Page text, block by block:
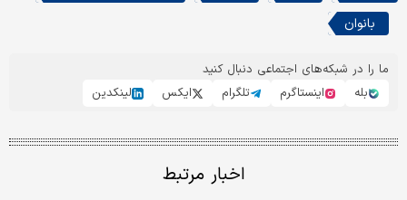
بانوان
ما را در شبکه‌های اجتماعی دنبال کنید
بله
اینستاگرم تلگرام ایکس لینکدین
اخبار مرتبط